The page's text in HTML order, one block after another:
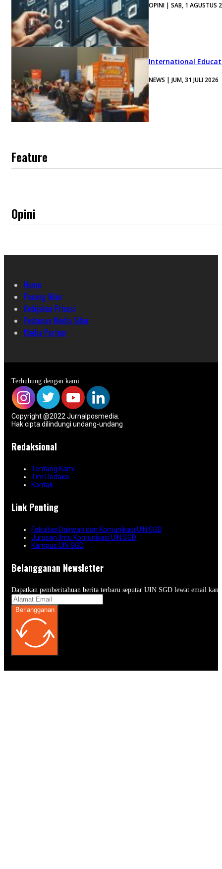
OPINI | SAB, 1 AGUSTUS
International
NEWS | JUM, 31 JULI 2026
Feature
Opini
Home
Pasang Iklan
Kebijakan Privasi
Pedoman Media Siber
Media Partner
Terhubung dengan kami
Copyright @2022 Jurnalposmedia.
Hak cipta dilindungi undang-undang
Redaksional
Tentang Kami
Tim Redaksi
Kontak
Link Penting
Fakultas Dakwah dan Komunikasi UIN SGD
Jurusan Ilmu Komunikasi UIN SGD
Kampus UIN SGD
Belangganan Newsletter
Dapatkan pemberitahuan berita terbaru seputar UIN SGD lewat email
Berlangganan